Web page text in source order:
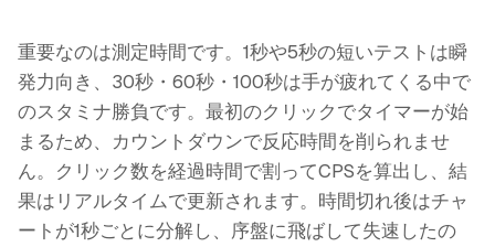
重要なのは測定時間です。1秒や5秒の短いテストは瞬
発力向き、30秒・60秒・100秒は手が疲れてくる中で
のスタミナ勝負です。最初のクリックでタイマーが始
まるため、カウントダウンで反応時間を削られませ
ん。クリック数を経過時間で割ってCPSを算出し、結
果はリアルタイムで更新されます。時間切れ後はチャ
ートが1秒ごとに分解し、序盤に飛ばして失速したの